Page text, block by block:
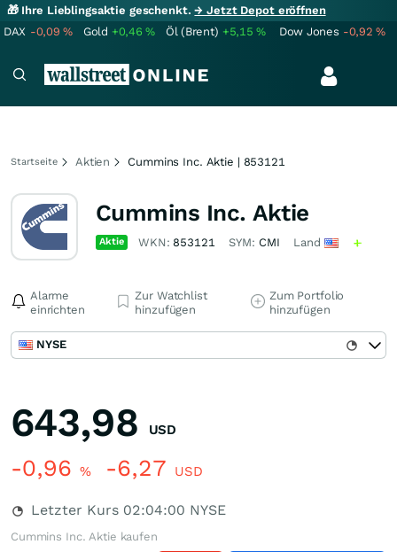
🎁 Ihre Lieblingsaktie geschenkt.→ Jetzt Depot eröffnen
DAX -0,09% Gold +0,46% Öl (Brent) +5,15% Dow Jones -0,92%
Startseite Aktien Cummins Inc. Aktie | 853121
Cummins Inc. Aktie
Aktie WKN: 853121 SYM: CMI Land
Alarme
einrichten
Zur Watchlist
hinzufügen
Zum Portfolio
hinzufügen
NYSE
643,98 USD
-0,96 % -6,27 USD
Letzter Kurs 02:04:00 NYSE
Cummins Inc. Aktie kaufen